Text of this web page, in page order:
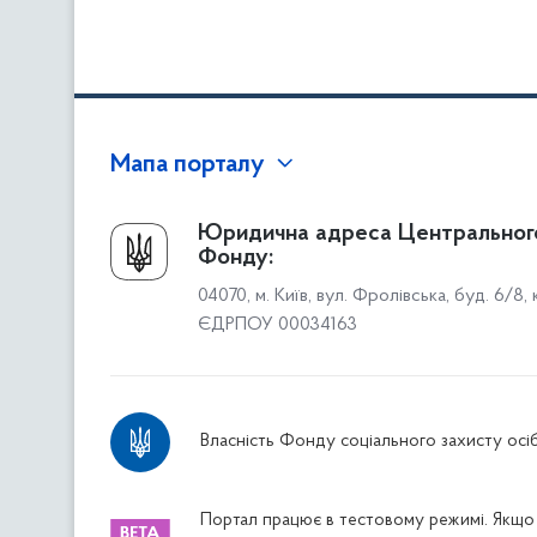
Мапа порталу
Про Фонд
Керівництво
Структура Фонду
Територіальні відділення
Дніпропетровське відділення
Житомирське відділення
Юридична адреса
Фонду:
04070, м. Київ, вул. Фролівська, буд. 6/8,
ЄДРПОУ 00034163
Власність Фонду соціального захисту
Портал працює в тестовому режимі.